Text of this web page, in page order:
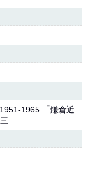
1965 「鎌倉近